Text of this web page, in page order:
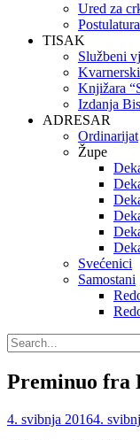
Ured za
TISAK
Službeni
Knjižara
Izdanja
ADRESAR
Ordinarijat
Župe
Svećenici
Samostani
Search
Search
for:
Preminuo fra
Posted
4. svibnja 20164.